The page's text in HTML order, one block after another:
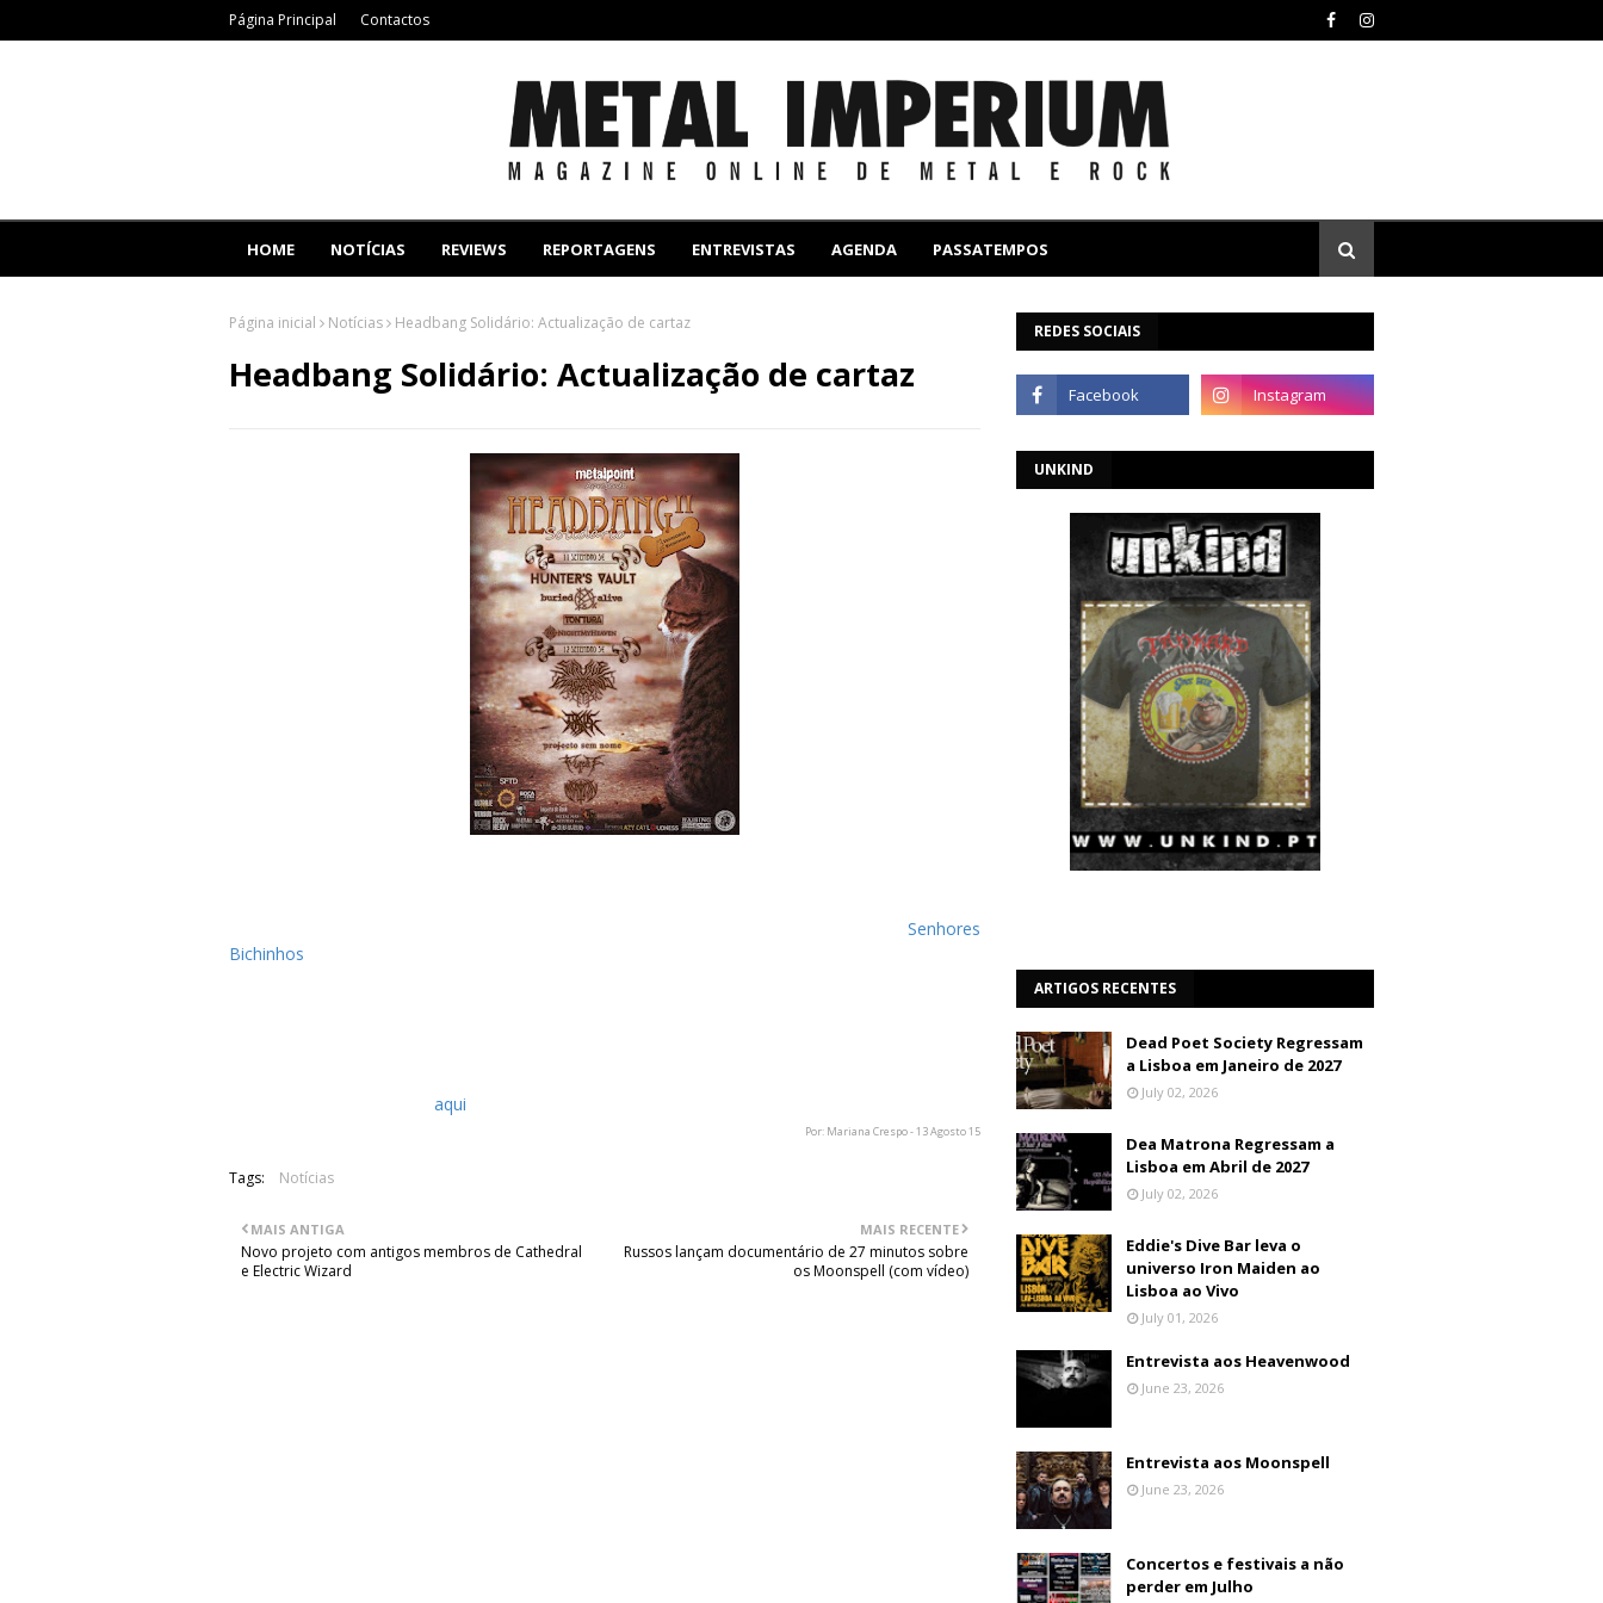
Página Principal Contactos
HOME NOTÍCIAS REVIEWS REPORTAGENS ENTREVISTAS AGENDA PASSATEMPOS
Página inicial Notícias Headbang Solidário: Actualização de cartaz
Headbang Solidário: Actualização de cartaz
Senhores
Bichinhos
aqui
Por: Mariana Crespo - 13 Agosto 15
Tags: Notícias
MAIS RECENTE
Russos lançam documentário de 27 minutos sobre
os Moonspell (com vídeo)
MAIS ANTIGA
Novo projeto com antigos membros de Cathedral
e Electric Wizard
REDES SOCIAIS
UNKIND
ARTIGOS RECENTES
Dead Poet Society Regressam
a Lisboa em Janeiro de 2027
July 02, 2026
Dea Matrona Regressam a
Lisboa em Abril de 2027
July 02, 2026
Eddie's Dive Bar leva o
universo Iron Maiden ao
Lisboa ao Vivo
July 01, 2026
Entrevista aos Heavenwood
June 23, 2026
Entrevista aos Moonspell
June 23, 2026
Concertos e festivais a não
perder em Julho